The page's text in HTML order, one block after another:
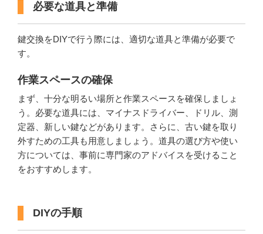
必要な道具と準備
鍵交換をDIYで行う際には、適切な道具と準備が必要で
す。
作業スペースの確保
まず、十分な明るい場所と作業スペースを確保しましょ
う。必要な道具には、マイナスドライバー、ドリル、測
定器、新しい鍵などがあります。さらに、古い鍵を取り
外すための工具も用意しましょう。道具の選び方や使い
方については、事前に専門家のアドバイスを受けること
をおすすめします。
DIYの手順